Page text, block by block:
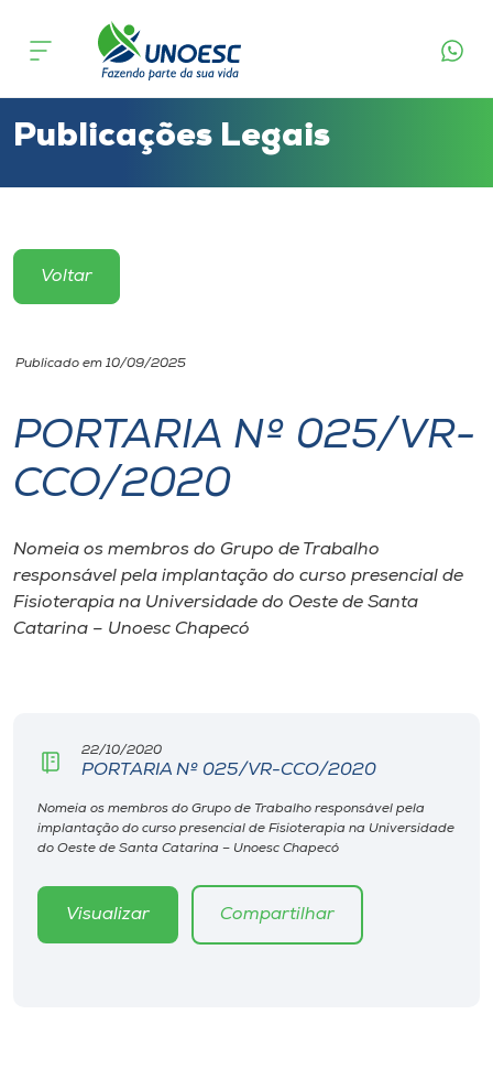
Cursos
Atendimento ao Estudante
Portal de Ensino
Unoesc
Internacionalização
I.nova
Diplomados
Biblioteca
Rádio
Publicações Legais
Voltar
Publicado em 10/09/2025
PORTARIA Nº 025/VR-
CCO/2020
Nomeia os membros do Grupo de Trabalho
responsável pela implantação do curso presencial de
Fisioterapia na Universidade do Oeste de Santa
Catarina – Unoesc Chapecó
22/10/2020
PORTARIA Nº 025/VR-CCO/2020
Nomeia os membros do Grupo de Trabalho responsável pela
implantação do curso presencial de Fisioterapia na Universidade
do Oeste de Santa Catarina – Unoesc Chapecó
Visualizar Compartilhar